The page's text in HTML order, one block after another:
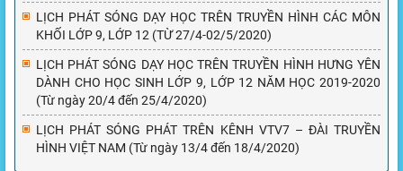
LỊCH PHÁT SÓNG DẠY HỌC TRÊN TRUYỀN HÌNH CÁC MÔN
KHỐI LỚP 9, LỚP 12 (TỪ 27/4-02/5/2020)
LỊCH PHÁT SÓNG DẠY HỌC TRÊN TRUYỀN HÌNH HƯNG YÊN
DÀNH CHO HỌC SINH LỚP 9, LỚP 12 NĂM HỌC 2019-2020
(Từ ngày 20/4 đến 25/4/2020)
LỊCH PHÁT SÓNG PHÁT TRÊN KÊNH VTV7 – ĐÀI TRUYỀN
HÌNH VIỆT NAM (Từ ngày 13/4 đến 18/4/2020)